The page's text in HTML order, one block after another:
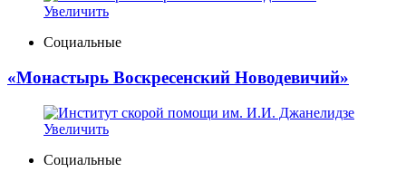
Увеличить
Социальные
«Монастырь Воскресенский Новодевичий»
Увеличить
Социальные